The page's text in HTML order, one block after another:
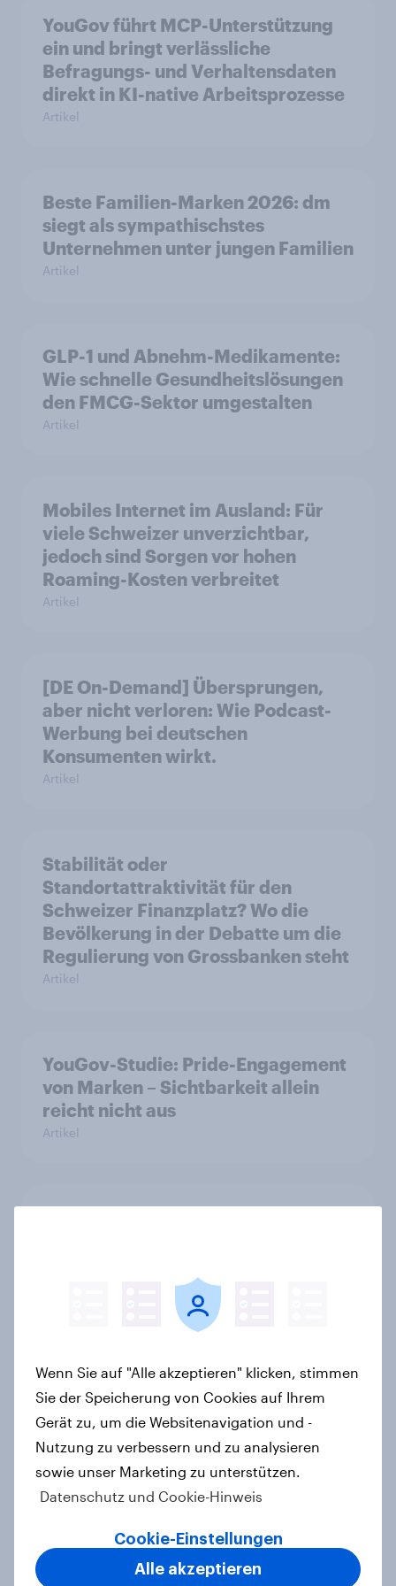
YouGov führt MCP-Unterstützung
ein und bringt verlässliche
Befragungs- und Verhaltensdaten
direkt in KI-native Arbeitsprozesse
Artikel
Beste Familien-Marken 2026: dm
siegt als sympathischstes
Unternehmen unter jungen Familien
Artikel
GLP-1 und Abnehm-Medikamente:
Wie schnelle Gesundheitslösungen
den FMCG-Sektor umgestalten
Artikel
Mobiles Internet im Ausland: Für
viele Schweizer unverzichtbar,
jedoch sind Sorgen vor hohen
Roaming-Kosten verbreitet
Artikel
[DE On-Demand] Übersprungen,
aber nicht verloren: Wie Podcast-
Werbung bei deutschen
Konsumenten wirkt.
Artikel
Stabilität oder
Standortattraktivität für den
Schweizer Finanzplatz? Wo die
Bevölkerung in der Debatte um die
Regulierung von Grossbanken steht
Artikel
YouGov-Studie: Pride-Engagement
von Marken – Sichtbarkeit allein
reicht nicht aus
Artikel
und Nivea führen NPS-Ranking an
Artikel
Maßgeschneiderte Reisen per
Prompt: Was Urlauber von
personalisierter KI erwarten, und
welche KI-Tools bei der
Reiseplanung bereits genutzt
Wenn Sie auf "Alle akzeptieren" klicken, stimmen
Sie der Speicherung von Cookies auf Ihrem
Gerät zu, um die Websitenavigation und -
Nutzung zu verbessern und zu analysieren
sowie unser Marketing zu unterstützen.
Datenschutz und Cookie-Hinweis
Cookie-Einstellungen
Alle akzeptieren